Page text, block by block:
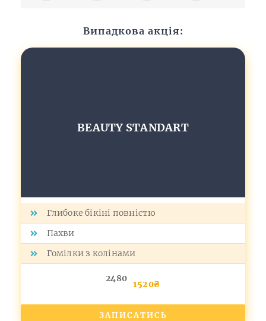
Випадкова акція:
BEAUTY STANDART
Глибоке бікіні повністю
Пахви
Гомілки з колінами
2480
1520₴
ЗАПИСАТИСЬ